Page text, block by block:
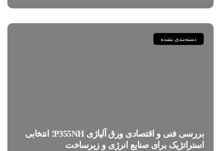
دسته‌بندی نشده
بررسی فنی و اقتصادی ورق آلیاژی P355NH؛ انتخابی
استراتژیک برای صنایع انرژی و زیرساخت